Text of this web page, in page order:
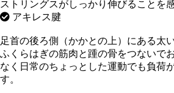
ストリングスがしっかり伸びることを
アキレス腱
足首の後ろ側（かかとの上）にある太
ふくらはぎの筋肉と踵の骨をつないで
なく日常のちょっとした運動でも負荷
す。